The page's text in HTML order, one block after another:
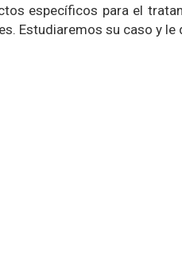
específicos para el
Estudiaremos su caso y